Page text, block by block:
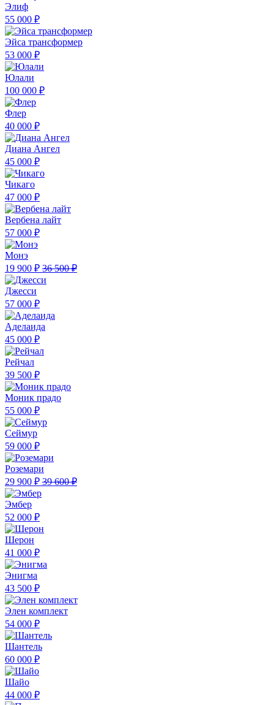
Элиф
55 000 ₽
Эйса трансформер
53 000 ₽
Юлали
100 000 ₽
Флер
40 000 ₽
Диана Ангел
45 000 ₽
Чикаго
47 000 ₽
Вербена лайт
57 000 ₽
Монэ
19 900 ₽ 36 500 ₽
Джесси
57 000 ₽
Аделаида
45 000 ₽
Рейчал
39 500 ₽
Моник прадо
55 000 ₽
Сеймур
59 000 ₽
Роземари
29 900 ₽ 39 600 ₽
Эмбер
52 000 ₽
Шерон
41 000 ₽
Энигма
43 500 ₽
Элен комплект
54 000 ₽
Шантель
60 000 ₽
Шайо
44 000 ₽